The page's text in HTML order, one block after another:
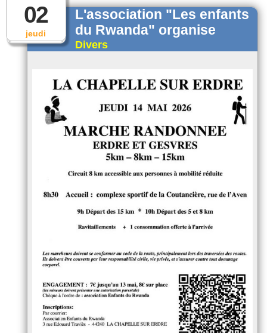
jeudi
02
L'association "Les enfants
du Rwanda" organise
Divers